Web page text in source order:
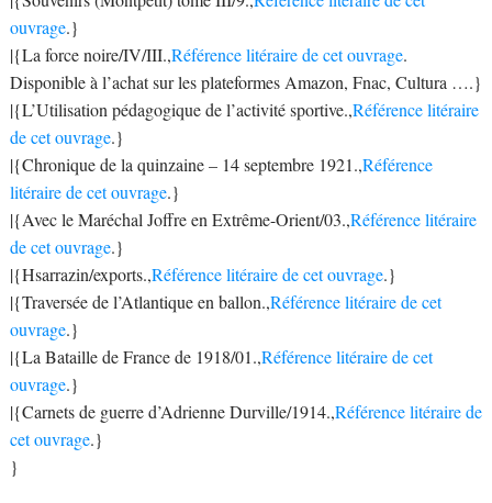
ouvrage.}
|{La force noire/IV/III.,Référence litéraire de cet ouvrage.
Disponible à l’achat sur les plateformes Amazon, Fnac, Cultura ….}
|{L’Utilisation pédagogique de l’activité sportive.,Référence litéraire
de cet ouvrage.}
|{Chronique de la quinzaine – 14 septembre 1921.,Référence
litéraire de cet ouvrage.}
|{Avec le Maréchal Joffre en Extrême-Orient/03.,Référence litéraire
de cet ouvrage.}
|{Hsarrazin/exports.,Référence litéraire de cet ouvrage.}
|{Traversée de l’Atlantique en ballon.,Référence litéraire de cet
ouvrage.}
|{La Bataille de France de 1918/01.,Référence litéraire de cet
ouvrage.}
|{Carnets de guerre d’Adrienne Durville/1914.,Référence litéraire de
cet ouvrage.}
}